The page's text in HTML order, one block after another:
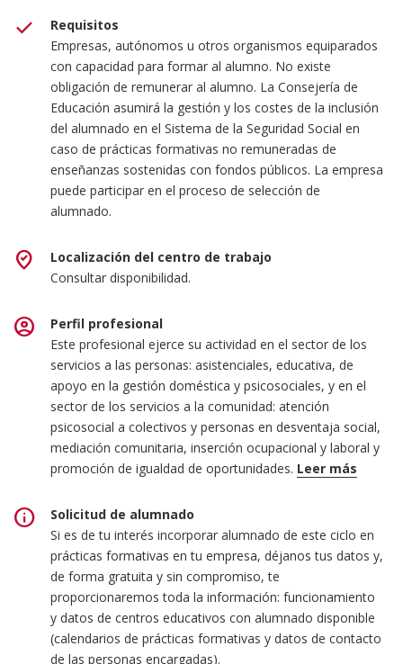
check
Requisitos
Empresas, autónomos u otros organismos equiparados
con capacidad para formar al alumno. No existe
obligación de remunerar al alumno. La Consejería de
Educación asumirá la gestión y los costes de la inclusión
del alumnado en el Sistema de la Seguridad Social en
caso de prácticas formativas no remuneradas de
enseñanzas sostenidas con fondos públicos. La empresa
puede participar en el proceso de selección de
alumnado.
where_to_vote
Localización del centro de trabajo
Consultar disponibilidad.
account_circle
Perfil profesional
Este profesional ejerce su actividad en el sector de los
servicios a las personas: asistenciales, educativa, de
apoyo en la gestión doméstica y psicosociales, y en el
sector de los servicios a la comunidad: atención
psicosocial a colectivos y personas en desventaja social,
mediación comunitaria, inserción ocupacional y laboral y
promoción de igualdad de oportunidades. Leer más
son los siguientes:
Técnica / técnico de programas de prevención e
inserción social.
Educador / educadora de equipamientos
residenciales de diverso tipo.
Trabajador / trabajadora familiar.
Auxiliar de tutela.
info
Solicitud de alumnado
Si es de tu interés incorporar alumnado de este ciclo en
prácticas formativas en tu empresa, déjanos tus datos y,
de forma gratuita y sin compromiso, te
proporcionaremos toda la información: funcionamiento
y datos de centros educativos con alumnado disponible
(calendarios de prácticas formativas y datos de contacto
de las personas encargadas).